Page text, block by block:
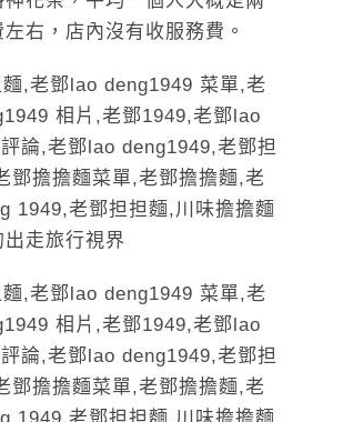
左右，店內沒有收服務費。